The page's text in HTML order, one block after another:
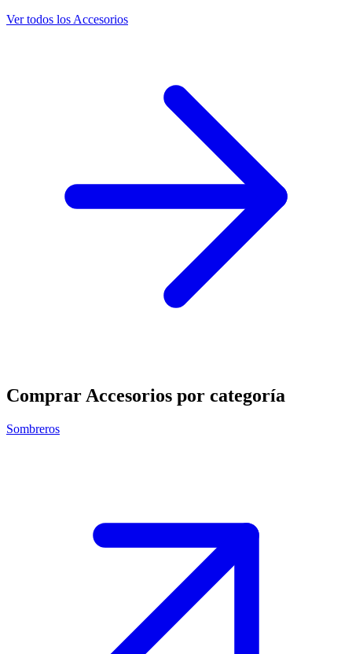
Ver todos los Accesorios
Comprar Accesorios por categoría
Sombreros